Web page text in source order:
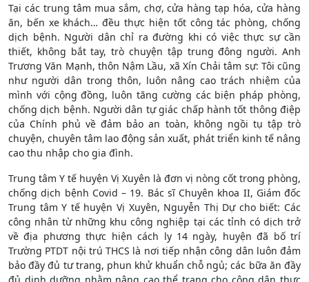
Tại các trung tâm mua sắm, chợ, cửa hàng tạp hóa, cửa hàng
ăn, bến xe khách… đều thực hiện tốt công tác phòng, chống
dịch bệnh. Người dân chỉ ra đường khi có việc thực sự cần
thiết, không bắt tay, trò chuyện tập trung đông người. Anh
Trương Văn Mạnh, thôn Nậm Lầu, xã Xín Chải tâm sự: Tôi cũng
như người dân trong thôn, luôn nâng cao trách nhiệm của
mình với cộng đồng, luôn tăng cường các biện pháp phòng,
chống dịch bệnh. Người dân tự giác chấp hành tốt thông điệp
của Chính phủ về đảm bảo an toàn, không ngồi tụ tập trò
chuyện, chuyên tâm lao động sản xuất, phát triển kinh tế nâng
cao thu nhập cho gia đình.
Trung tâm Y tế huyện Vị Xuyên là đơn vị nòng cốt trong phòng,
chống dịch bệnh Covid – 19. Bác sĩ Chuyên khoa II, Giám đốc
Trung tâm Y tế huyện Vị Xuyên, Nguyễn Thị Dự cho biết: Các
công nhân từ những khu công nghiệp tại các tỉnh có dịch trở
về địa phương thực hiện cách ly 14 ngày, huyện đã bố trí
Trường PTDT nội trú THCS là nơi tiếp nhận công dân luôn đảm
bảo đầy đủ tư trang, phun khử khuẩn chỗ ngủ; các bữa ăn đầy